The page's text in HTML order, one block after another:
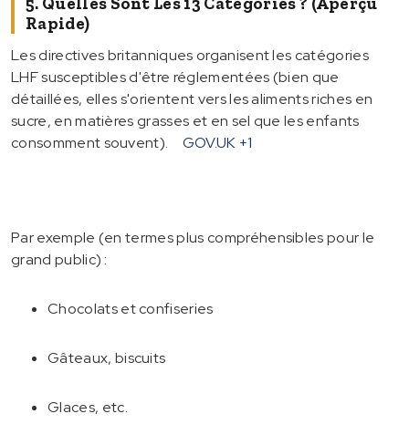
Rapide)
Les directives britanniques organisent les catégories
LHF susceptibles d'être réglementées (bien que
détaillées, elles s'orientent vers les aliments riches en
sucre, en matières grasses et en sel que les enfants
consomment souvent).
GOV.UK +1
Par exemple (en termes plus compréhensibles pour le
grand public) :
Chocolats et confiseries
Gâteaux, biscuits
Glaces, etc.